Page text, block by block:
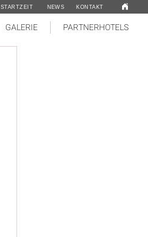
GALERIE PARTNERHOTELS
STARTZEIT NEWS KONTAKT